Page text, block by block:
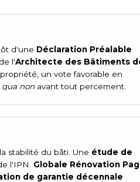
d'une Déclaration Préalable
l'Architecte des Bâtiments
un vote favorable en
qua non avant tout percement.
stabilité du bâti. Une étude de
l'IPN. Globale Rénovation
de garantie décennale